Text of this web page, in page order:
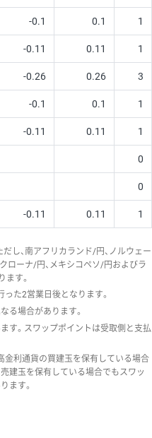
-0.1 0.1 1
-0.11 0.11 1
-0.26 0.26 3
-0.1 0.1 1
-0.11 0.11 1
0
0
-0.11 0.11 1
し、南アフリカランド/円、ノルウェー
ローナ/円、メキシコペソ/円およびラ
ます。
た2営業日後となります。
る場合があります。
す。スワップポイントは受取側と支払
金利通貨の買建玉を保有している場合
建玉を保有している場合でもスワッ
ます。